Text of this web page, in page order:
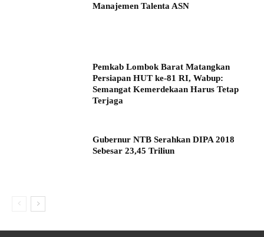
Manajemen Talenta ASN
Pemkab Lombok Barat Matangkan
Persiapan HUT ke-81 RI, Wabup:
Semangat Kemerdekaan Harus Tetap
Terjaga
Gubernur NTB Serahkan DIPA 2018
Sebesar 23,45 Triliun